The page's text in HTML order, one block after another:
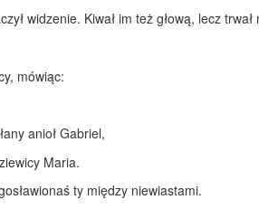
widzenie. Kiwał im też głową, lecz trwał
mówiąc:
anioł Gabriel,
Maria.
ty między niewiastami.